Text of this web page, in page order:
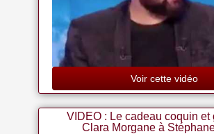
Voir cette vidéo
VIDEO : Le cadeau coquin et
Clara Morgane à